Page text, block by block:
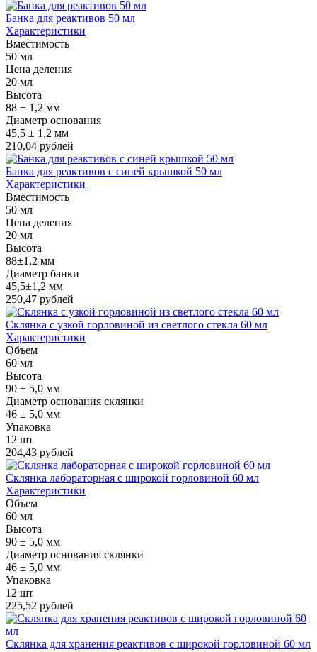
Банка для реактивов 50 мл
Характеристики
Вместимость
50 мл
Цена деления
20 мл
Высота
88 ± 1,2 мм
Диаметр основания
45,5 ± 1,2 мм
210,04 рублей
Банка для реактивов с синей крышкой 50 мл
Характеристики
Вместимость
50 мл
Цена деления
20 мл
Высота
88±1,2 мм
Диаметр банки
45,5±1,2 мм
250,47 рублей
Склянка с узкой горловиной из светлого стекла 60 мл
Характеристики
Объем
60 мл
Высота
90 ± 5,0 мм
Диаметр основания склянки
46 ± 5,0 мм
Упаковка
12 шт
204,43 рублей
Склянка лабораторная с широкой горловиной 60 мл
Характеристики
Объем
60 мл
Высота
90 ± 5,0 мм
Диаметр основания склянки
46 ± 5,0 мм
Упаковка
12 шт
225,52 рублей
Склянка для хранения реактивов с широкой горловиной 60 мл